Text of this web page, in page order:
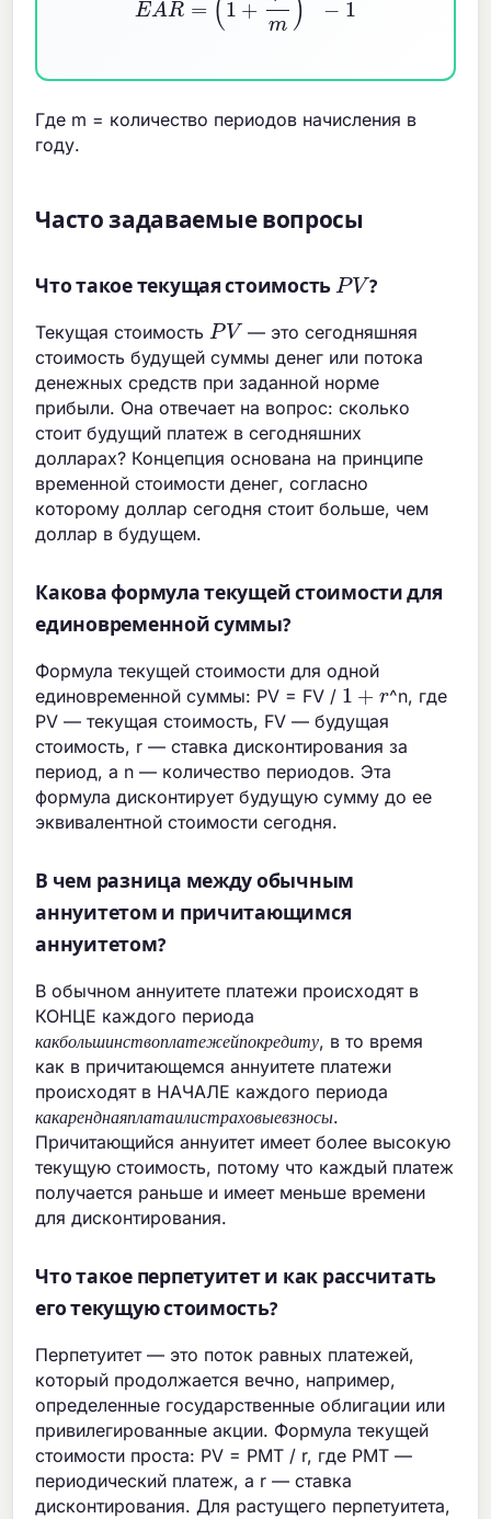
Где m = количество периодов начисления в
году.
Часто задаваемые вопросы
Что такое текущая стоимость
PV
?
Текущая стоимостьPV — это сегодняшняя
стоимость будущей суммы денег или потока
денежных средств при заданной норме
прибыли. Она отвечает на вопрос: сколько
стоит будущий платеж в сегодняшних
долларах? Концепция основана на принципе
временной стоимости денег, согласно
которому доллар сегодня стоит больше, чем
доллар в будущем.
Какова формула текущей стоимости для
единовременной суммы?
Формула текущей стоимости для одной
единовременной суммы: PV = FV / 1+r
^n, где
PV — текущая стоимость, FV — будущая
стоимость, r — ставка дисконтирования за
период, а n — количество периодов. Эта
формула дисконтирует будущую сумму до ее
эквивалентной стоимости сегодня.
В чем разница между обычным
аннуитетом и причитающимся
аннуитетом?
В обычном аннуитете платежи происходят в
КОНЦЕ каждого периода
как большинствоплатежейпокредит у
какбо льшинс твоплат
, в то время
как в причитающемся аннуитете платежи
происходят в НАЧАЛЕ каждого периода
какаренднаяплатаилистраховыевзносы
какаренд на яп лата илистраховыев
.
Причитающийся аннуитет имеет более высокую
текущую стоимость, потому что каждый платеж
получается раньше и имеет меньше времени
для дисконтирования.
Что такое перпетуитет и как рассчитать
его текущую стоимость?
Перпетуитет — это поток равных платежей,
который продолжается вечно, например,
определенные государственные облигации или
привилегированные акции. Формула текущей
стоимости проста: PV = PMT / r, где PMT —
периодический платеж, а r — ставка
дисконтирования. Для растущего перпетуитета,